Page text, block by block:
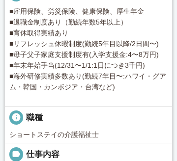
■雇用保険、労災保険、健康保険、厚生年金
■退職金制度あり（勤続年数5年以上）
■育休取得実績あり
■リフレッシュ休暇制度(勤続5年目以降/2日間〜)
■母子父子家庭支援制度有(入学支援金:4〜8万円)
■年末年始手当(12/31〜1/1:1日につき3千円)
■海外研修実績多数あり(勤続7年目〜:ハワイ・グア
ム・韓国・カンボジア・台湾など)
info 職種
ショートステイの介護福祉士
label 仕事内容